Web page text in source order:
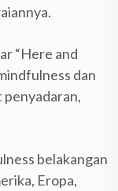
“Here and
dan
penyadaran,
belakangan
Eropa,